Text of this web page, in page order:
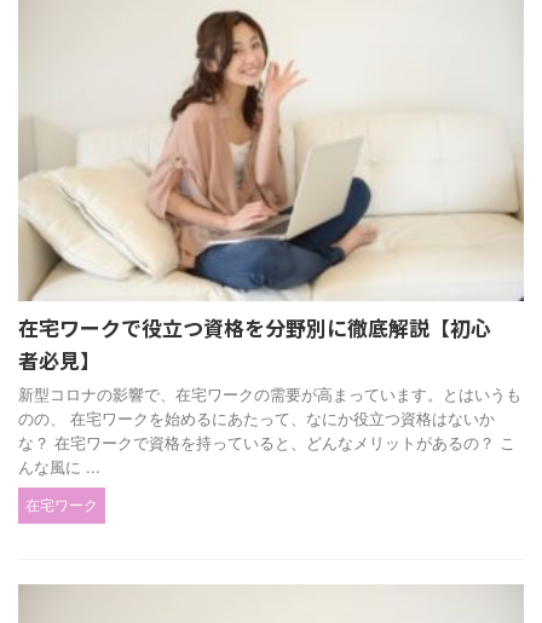
在宅ワークで役立つ資格を分野別に徹底解説【初心
者必見】
新型コロナの影響で、在宅ワークの需要が高まっています。とはいうも
のの、 在宅ワークを始めるにあたって、なにか役立つ資格はないか
な？ 在宅ワークで資格を持っていると、どんなメリットがあるの？ こ
んな風に ...
在宅ワーク